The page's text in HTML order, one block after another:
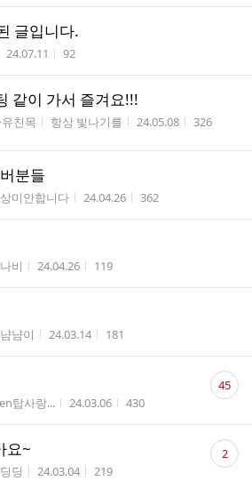
글입니다.
자
작성시간
24.07.11 조회수
92
같이 가서 즐겨요!!!
친목 작성자
항상 빛나기를 작성시간
24.05.08 조회수
326
분들
자
미안합니다 작성시간
24.04.26 조회수
362
작성자
나비 작성시간
24.04.26 조회수
119
자
냠이 작성시간
24.03.14 조회수
181
자
탑사랑... 작성시간
24.03.06 조회수
430
댓
글45
요~
자
딩 작성시간
24.03.04 조회수
219
댓
글 2